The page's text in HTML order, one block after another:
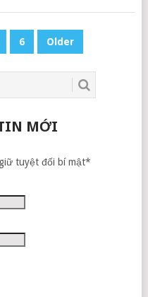
6 Older
MỚI
tuyệt đối bí mật*